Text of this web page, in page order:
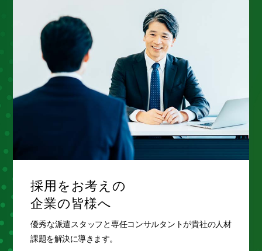
採用をお考えの
企業の皆様へ
優秀な派遣スタッフと専任コンサルタントが貴社の人材
課題を解決に導きます。